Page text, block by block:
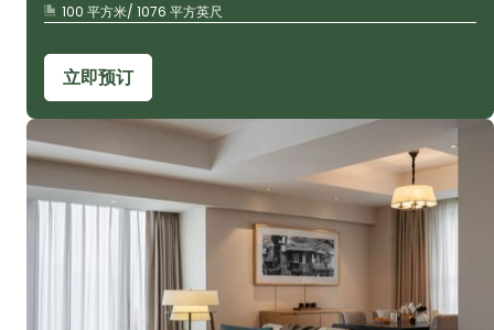
100 平方米/ 1076 平方英尺
立即预订